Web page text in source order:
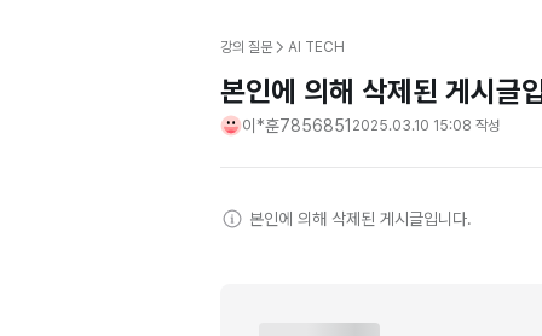
강의 질문 AI TECH
본인에 의해 삭제된 게시글
이*훈7856851 2025.03.10 15:08 작성
본인에 의해 삭제된 게시글입니다.